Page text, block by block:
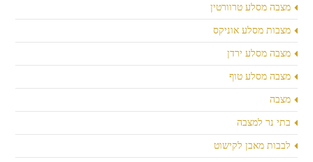
מצבה מסלע טרוורטין
מצבות מסלע אוניקס
מצבה מסלע ירדן
מצבה מסלע טוף
מצבה
בתי נר למצבה
לבבות מאבן לקישוט